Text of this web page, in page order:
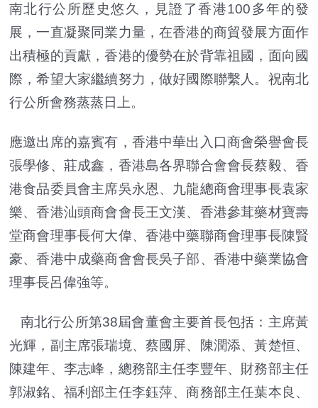
南北行公所歷史悠久，見證了香港100多年的發
展，一直凝聚同業力量，在香港的商貿發展方面作
出積極的貢獻，香港的優勢在於背靠祖國，面向國
際，希望大家繼續努力，做好國際聯繫人。祝南北
行公所會務蒸蒸日上。
應邀出席的嘉賓有，香港中華出入口商會榮譽會長
張學修、莊成鑫，香港島各界聯合會會長蔡毅、香
港食品委員會主席吳永恩、九龍總商會理事長袁家
樂、香港汕頭商會會長王文漢、香港參茸藥材寶壽
堂商會理事長何大偉、香港中藥聯商會理事長陳賢
豪、香港中成藥商會會長吳子部、香港中藥業協會
理事長呂偉強等。
南北行公所第38屆會董會主要首長包括：主席黃
光輝，副主席張瑞境、蔡國屏、陳潤添、黃楚恒、
陳建年、李志峰，總務部主任李豐年、財務部主任
郭淑銘、福利部主任李鈺萍、商務部主任葉本良、